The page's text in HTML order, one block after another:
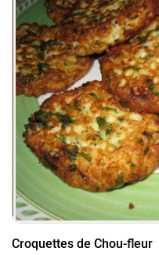
Croquettes de Chou-fleur